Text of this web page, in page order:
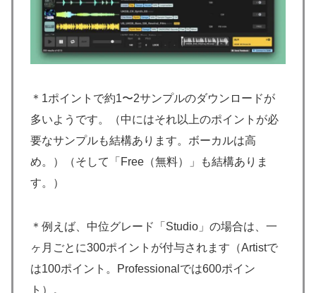
＊1ポイントで約1〜2サンプルのダウンロードが
多いようです。（中にはそれ以上のポイントが必
要なサンプルも結構あります。ボーカルは高
め。）（そして「Free（無料）」も結構ありま
す。）
＊例えば、中位グレード「Studio」の場合は、一
ヶ月ごとに300ポイントが付与されます（Artistで
は100ポイント。Professionalでは600ポイン
ト）。